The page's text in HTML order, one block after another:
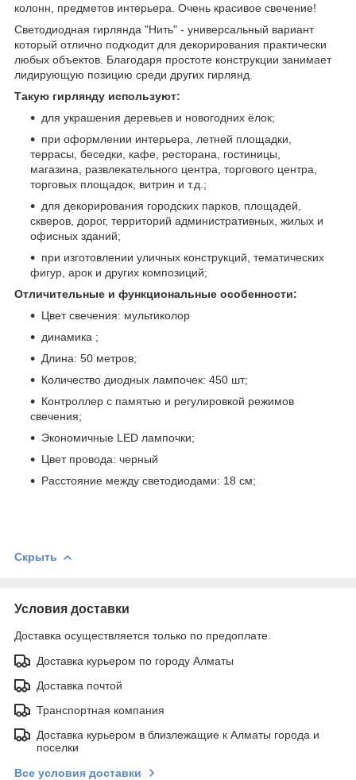
колонн, предметов интерьера. Очень красивое свечение!
Светодиодная гирлянда "Нить" - универсальный вариант
который отлично подходит для декорирования практически
любых объектов. Благодаря простоте конструкции занимает
лидирующую позицию среди других гирлянд.
Такую гирлянду используют:
для украшения деревьев и новогодних ёлок;
при оформлении интерьера, летней площадки,
террасы, беседки, кафе, ресторана, гостиницы,
магазина, развлекательного центра, торгового центра,
торговых площадок, витрин и т.д.;
для декорирования городских парков, площадей,
скверов, дорог, территорий административных, жилых и
офисных зданий;
при изготовлении уличных конструкций, тематических
фигур, арок и других композиций;
Отличительные и функциональные особенности:
Цвет свечения: мультиколор
динамика ;
Длина: 50 метров;
Количество диодных лампочек: 450 шт;
Контроллер с памятью и регулировкой режимов
свечения;
Экономичные LED лампочки;
Цвет провода: черный
Расстояние между светодиодами: 18 см;
Скрыть
Условия доставки
Доставка осуществляется только по предоплате.
Доставка курьером по городу Алматы
Доставка почтой
Транспортная компания
Доставка курьером в близлежащие к Алматы города и
поселки
Все условия доставки